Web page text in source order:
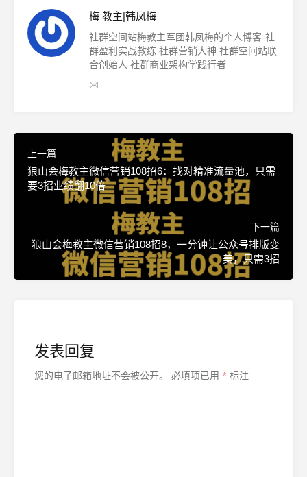
梅 教主|韩凤梅
社群空间站梅教主军团韩凤梅的个人博客-社
群盈利实战教练 社群营销大神 社群空间站联
合创始人 社群商业架构学践行者
上一篇
狼山会梅教主微信营销108招6：找对精准流量池，只需
要3招业绩翻10倍
下一篇
狼山会梅教主微信营销108招8，一分钟让公众号排版变
美，只需3招
发表回复
您的电子邮箱地址不会被公开。 必填项已用 * 标注